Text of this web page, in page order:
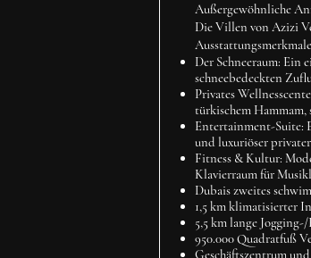
Außergewöhnliche
Die Villen von Azizi
Der Schneeraum: Ein
schneebedeckten
Privates
türkischem
Entertainment-Suite:
und luxuriöser
Fitness & Kultur:
Klavierraum für
Dubais zweites
1,5 km klimatisierter
5,5 km lange
950.000 Quadratfuß
Geschäftszentrum